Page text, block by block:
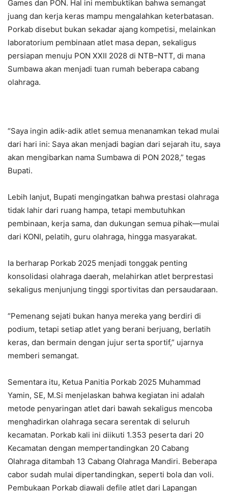
Games dan PON. Hal ini membuktikan bahwa semangat
juang dan kerja keras mampu mengalahkan keterbatasan.
Porkab disebut bukan sekadar ajang kompetisi, melainkan
laboratorium pembinaan atlet masa depan, sekaligus
persiapan menuju PON XXII 2028 di NTB–NTT, di mana
Sumbawa akan menjadi tuan rumah beberapa cabang
olahraga.
“Saya ingin adik-adik atlet semua menanamkan tekad mulai
dari hari ini: Saya akan menjadi bagian dari sejarah itu, saya
akan mengibarkan nama Sumbawa di PON 2028,” tegas
Bupati.
Lebih lanjut, Bupati mengingatkan bahwa prestasi olahraga
tidak lahir dari ruang hampa, tetapi membutuhkan
pembinaan, kerja sama, dan dukungan semua pihak—mulai
dari KONI, pelatih, guru olahraga, hingga masyarakat.
Ia berharap Porkab 2025 menjadi tonggak penting
konsolidasi olahraga daerah, melahirkan atlet berprestasi
sekaligus menjunjung tinggi sportivitas dan persaudaraan.
“Pemenang sejati bukan hanya mereka yang berdiri di
podium, tetapi setiap atlet yang berani berjuang, berlatih
keras, dan bermain dengan jujur serta sportif,” ujarnya
memberi semangat.
Sementara itu, Ketua Panitia Porkab 2025 Muhammad
Yamin, SE, M.Si menjelaskan bahwa kegiatan ini adalah
metode penyaringan atlet dari bawah sekaligus mencoba
menghadirkan olahraga secara serentak di seluruh
kecamatan. Porkab kali ini diikuti 1.353 peserta dari 20
Kecamatan dengan mempertandingkan 20 Cabang
Olahraga ditambah 13 Cabang Olahraga Mandiri. Beberapa
cabor sudah mulai dipertandingkan, seperti bola dan voli.
Pembukaan Porkab diawali defile atlet dari Lapangan